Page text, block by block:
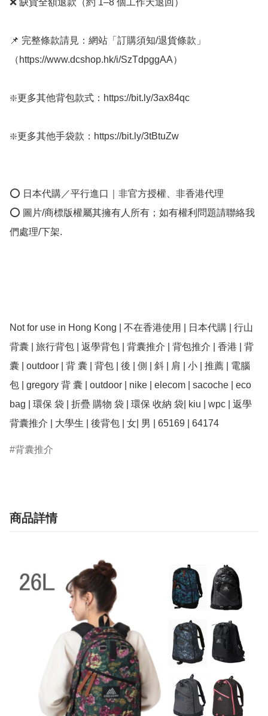
📌 完整條款請見：網站「訂購須知/退貨條款」
（https://www.dcshop.hk/i/SzTdpggAA）
❇️更多其他背包款式：https://bit.ly/3ax84qc
❇️更多其他手袋款：https://bit.ly/3tBtuZw
⭕ 日本代購／平行進口｜非官方授權、非香港代理
⭕ 圖片/商標版權屬其擁有人所有；如有權利問題請聯絡我
們處理/下架.
Not for use in Hong Kong | 不在香港使用 | 日本代購 | 行山
背囊 | 旅行背包 | 返學背包 | 背囊推介 | 背包推介 | 香港 | 背
囊 | outdoor | 背 囊 | 背包 | 後 | 側 | 斜 | 肩 | 小 | 推薦 | 電腦
包 | gregory 背 囊 | outdoor | nike | elecom | sacoche | eco
bag | 環保 袋 | 折疊 購物 袋 | 環保 收納 袋| kiu | wpc | 返學
背囊推介 | 大學生 | 後背包 | 女| 男 | 65169 | 64174
背囊推介
商品詳情